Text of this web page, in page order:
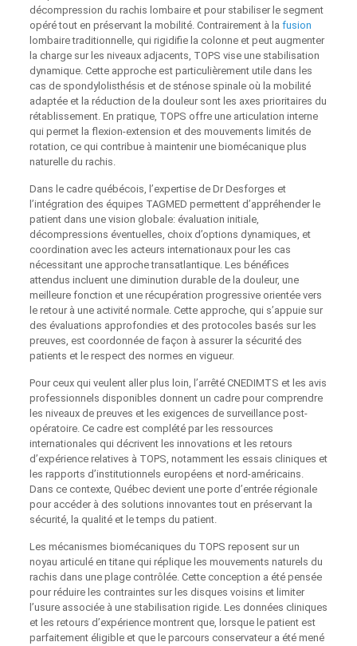
décompression du rachis lombaire et pour stabiliser le segment
opéré tout en préservant la mobilité. Contrairement à la fusion
lombaire traditionnelle, qui rigidifie la colonne et peut augmenter
la charge sur les niveaux adjacents, TOPS vise une stabilisation
dynamique. Cette approche est particulièrement utile dans les
cas de spondylolisthésis et de sténose spinale où la mobilité
adaptée et la réduction de la douleur sont les axes prioritaires du
rétablissement. En pratique, TOPS offre une articulation interne
qui permet la flexion-extension et des mouvements limités de
rotation, ce qui contribue à maintenir une biomécanique plus
naturelle du rachis.
Dans le cadre québécois, l’expertise de Dr Desforges et
l’intégration des équipes TAGMED permettent d’appréhender le
patient dans une vision globale: évaluation initiale,
décompressions éventuelles, choix d’options dynamiques, et
coordination avec les acteurs internationaux pour les cas
nécessitant une approche transatlantique. Les bénéfices
attendus incluent une diminution durable de la douleur, une
meilleure fonction et une récupération progressive orientée vers
le retour à une activité normale. Cette approche, qui s’appuie sur
des évaluations approfondies et des protocoles basés sur les
preuves, est coordonnée de façon à assurer la sécurité des
patients et le respect des normes en vigueur.
Pour ceux qui veulent aller plus loin, l’arrêté CNEDIMTS et les avis
professionnels disponibles donnent un cadre pour comprendre
les niveaux de preuves et les exigences de surveillance post-
opératoire. Ce cadre est complété par les ressources
internationales qui décrivent les innovations et les retours
d’expérience relatives à TOPS, notamment les essais cliniques et
les rapports d’institutionnels européens et nord-américains.
Dans ce contexte, Québec devient une porte d’entrée régionale
pour accéder à des solutions innovantes tout en préservant la
sécurité, la qualité et le temps du patient.
Les mécanismes biomécaniques du TOPS reposent sur un
noyau articulé en titane qui réplique les mouvements naturels du
rachis dans une plage contrôlée. Cette conception a été pensée
pour réduire les contraintes sur les disques voisins et limiter
l’usure associée à une stabilisation rigide. Les données cliniques
et les retours d’expérience montrent que, lorsque le patient est
parfaitement éligible et que le parcours conservateur a été mené